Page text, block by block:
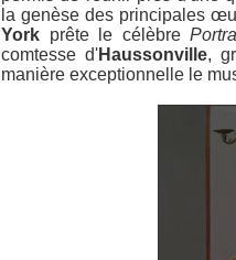
la genèse des principales
York prête le célèbre
comtesse d'Haussonville,
manière exceptionnelle le